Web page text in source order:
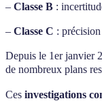
– Classe B :
– Classe C :
Depuis le 1er janvier
de nombreux plans
Ces investigations